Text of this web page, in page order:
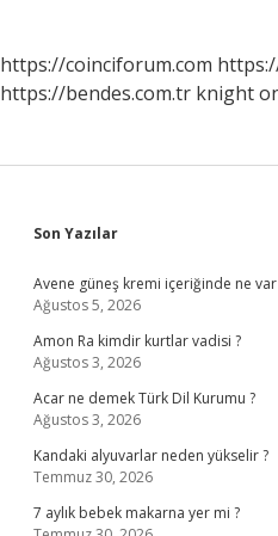
https://coinciforum.com
https://bendes.com.tr knight
Sidebar
Son Yazılar
Avene güneş kremi içeriğinde ne var
Ağustos 5, 2026
Amon Ra kimdir kurtlar vadisi ?
Ağustos 3, 2026
Acar ne demek Türk Dil Kurumu ?
Ağustos 3, 2026
Kandaki alyuvarlar neden yükselir ?
Temmuz 30, 2026
7 aylık bebek makarna yer mi ?